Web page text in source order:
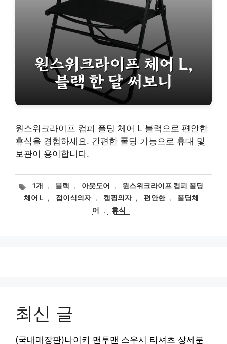
원스위크라이프 컴피 폴딩 체어 L 블랙으로 편안한
휴식을 경험하세요. 간편한 폴딩 기능으로 휴대 및
보관이 용이합니다.
태
그
1개 , 블랙 , 아웃도어 ,
원스위크라이프 컴피 폴딩
체어 L
, 접이식의자 , 캠핑의자 , 편안한 ,
폴딩체
어
, 휴식
최신 글
(국내매장판)나이키 맨투맨 스우시 티셔츠 상세분